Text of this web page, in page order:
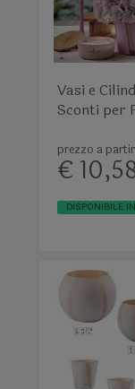
Vasi e
Sconti per
prezzo a
€
DISPONIBILE